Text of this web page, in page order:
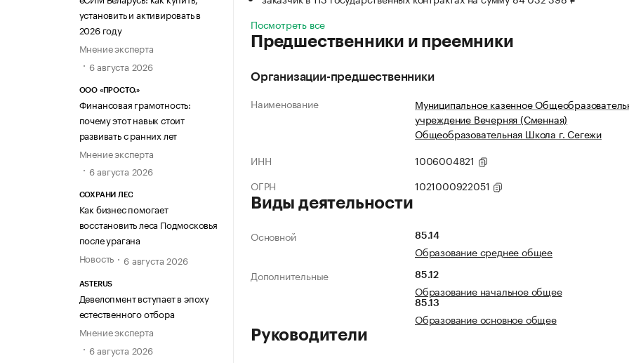
установить и активировать в
2026 году
Мнение эксперта
6 августа 2026
ООО «ПРОСТО.»
Финансовая грамотность:
почему этот навык стоит
развивать с ранних лет
Мнение эксперта
6 августа 2026
СОХРАНИ ЛЕС
Как бизнес помогает
восстановить леса Подмосковья
после урагана
Новость
6 августа 2026
ASTERUS
Девелопмент вступает в эпоху
естественного отбора
Мнение эксперта
6 августа 2026
Посмотреть все
Предшественники и преемники
Организации-предшественники
Наименование
Муниципальное казенное
учреждение Вечерняя (Сменная)
Общеобразовательная Школа г. Сегежи
ИНН
1006004821
ОГРН
1021000922051
Виды деятельности
Основной 85.14
Образование среднее общее
Дополнительные
85.12
Образование начальное общее
85.13
Образование основное общее
Руководители